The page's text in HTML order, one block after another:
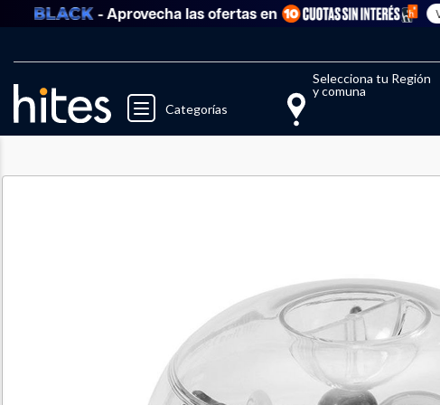
- Aprovecha las ofertas en
Categorías
Selecciona tu Región
y comuna
El
Llegaste al límite de productos